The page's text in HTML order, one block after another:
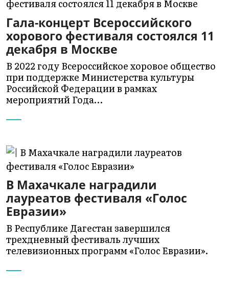
Гала-концерт Всероссийского
хорового фестиваля состоялся 11
декабря в Москве
В 2022 году Всероссийское хоровое общество
при поддержке Министерства культуры
Российской Федерации в рамках
мероприятий Года…
В Махачкале наградили
лауреатов фестиваля «Голос
Евразии»
В Республике Дагестан завершился
трехдневный фестиваль лучших
телевизионных программ «Голос Евразии».